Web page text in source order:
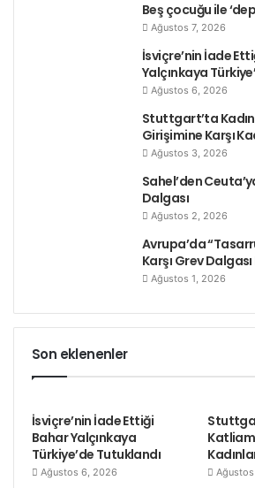
Beş çocuğu ile
Ağustos 7, 2026
İsviçre’nin İade
Yalçınkaya
Ağustos 6, 2026
Stuttgart’ta
Girişimine Karşı
Ağustos 3, 2026
Sahel’den
Dalgası
Ağustos 2, 2026
Avrupa’da
Karşı Grev
Ağustos 1, 2026
Son eklenenler
İsviçre’nin İade Ettiği
Bahar Yalçınkaya
Türkiye’de Tutuklandı
Ağustos 6, 2026